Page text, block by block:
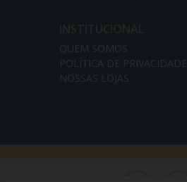
INSTITUCIONAL
QUEM SOMOS
POLÍTICA DE PRIVACIDADE
NOSSAS LOJAS